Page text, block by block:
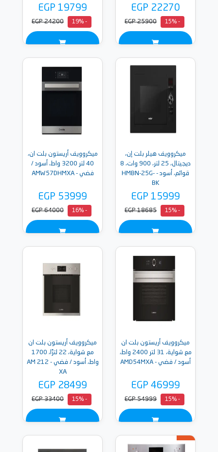
EGP 22270
- 15%
EGP 25900
EGP 19799
- 19%
EGP 24200
ميكروويف هيلر بلت إن،
ديجيتال، 25 لتر، 900 وات، 8
قوائم، أسود - HMBN-25G-
BK
EGP 15999
- 15%
EGP 18685
ميكروويف أريستون بلت ان،
40 لتر 3200 واط، أسود /
فضي - AMW57DHMXA
EGP 53999
- 16%
EGP 64000
ميكروويف أريستون بلت ان
مع شواية، 31 لتر 2400 واط،
أسود / فضي - AMD54MXA
EGP 46999
- 15%
EGP 54999
ميكروويف أريستون بلت ان
مع شواية، 22 لترًا، 1700
واط، أسود / فضي - AM 212
XA
EGP 28499
- 15%
EGP 33400